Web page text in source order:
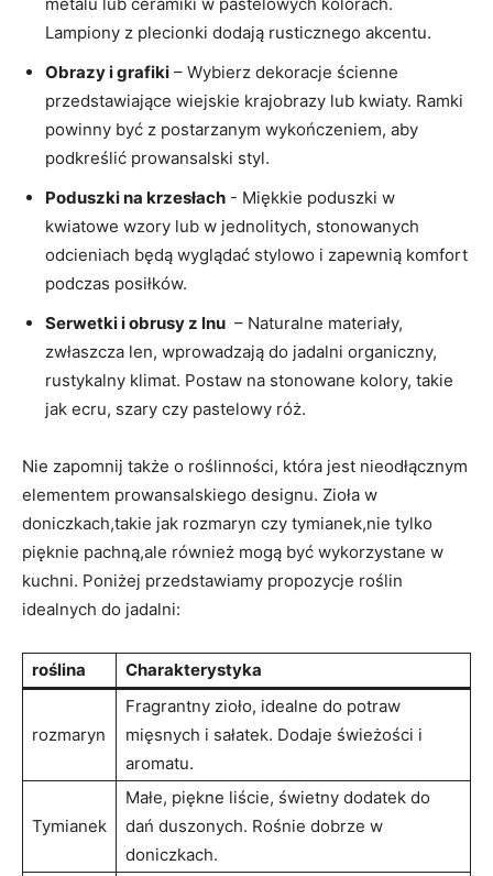
Lampiony z plecionki dodają rusticznego akcentu.
Obrazy i grafiki – ‌Wybierz‍ dekoracje ścienne
przedstawiające wiejskie⁢ krajobrazy lub kwiaty.⁣ Ramki
powinny być z⁢ postarzanym ⁢wykończeniem, aby
podkreślić prowansalski styl.
Poduszki ‍na krzesłach ⁢- ‍Miękkie poduszki w
⁣kwiatowe wzory lub w ​jednolitych, stonowanych
odcieniach będą wyglądać stylowo i zapewnią komfort
podczas posiłków.
Serwetki i obrusy z lnu ⁤ – Naturalne materiały,
zwłaszcza‌ len, wprowadzają⁣ do ⁢jadalni ‍organiczny,
rustykalny klimat. Postaw na stonowane kolory,‍ takie
jak ecru, szary czy pastelowy róż.
Nie zapomnij także o roślinności, która jest nieodłącznym
elementem prowansalskiego designu.⁣ Zioła w
⁤doniczkach,takie jak rozmaryn czy tymianek,nie tylko
pięknie pachną,ale również mogą być ⁣wykorzystane w
kuchni. Poniżej⁢ przedstawiamy ‍propozycje roślin​
idealnych do ⁢jadalni:
roślina Charakterystyka
rozmaryn
Fragrantny zioło, ⁣idealne do potraw
mięsnych​ i sałatek. Dodaje⁢ świeżości i
aromatu.
Tymianek
Małe, ⁣piękne liście,⁣ świetny ‌dodatek do
dań duszonych. ⁤Rośnie dobrze w
doniczkach.